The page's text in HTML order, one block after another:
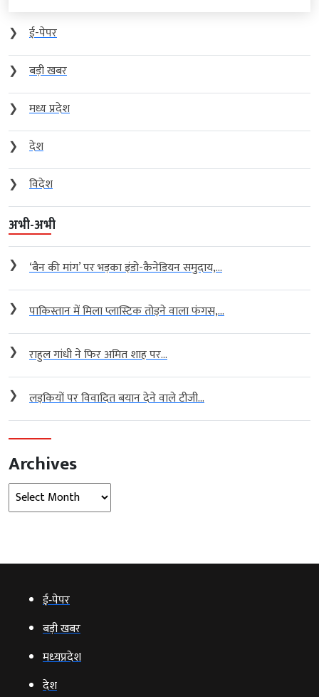
❯
ई-पेपर
❯
बड़ी खबर
❯
मध्य प्रदेश
❯
देश
❯
विदेश
अभी-अभी
❯ ‘बैन की मांग’ पर भड़का इंडो-कैनेडियन समुदाय,...
❯ पाकिस्तान में मिला प्लास्टिक तोड़ने वाला फंगस,...
❯ राहुल गांधी ने फिर अमित शाह पर...
❯ लड़कियों पर विवादित बयान देने वाले टीजी...
Archives
Archives
ई‑पेपर
बड़ी खबर
मध्‍यप्रदेश
देश